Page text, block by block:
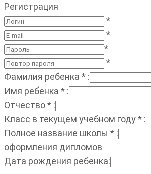
Регистрация
*
*
*
*
Фамилия ребенка * :
Имя ребенка * :
Отчество* :
Класс в текущем учебном году* :
Полное название школы * :
оформления дипломов
Дата рождения ребенка: